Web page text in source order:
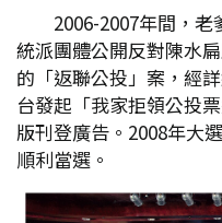
2006-2007年間，
統派團體公開反對陳水
的「返聯公投」案，經
台發起「我家拒領公投
版刊登廣告。2008年大
順利當選。